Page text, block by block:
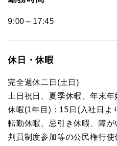
9:00～17:45
休日・休暇
完全週休二日(土日)
土日祝日、夏季休暇、年末
休暇(1年目)：15日(入社日よ
転勤休暇、忌引き休暇、障
判員制度参加等の公民権行